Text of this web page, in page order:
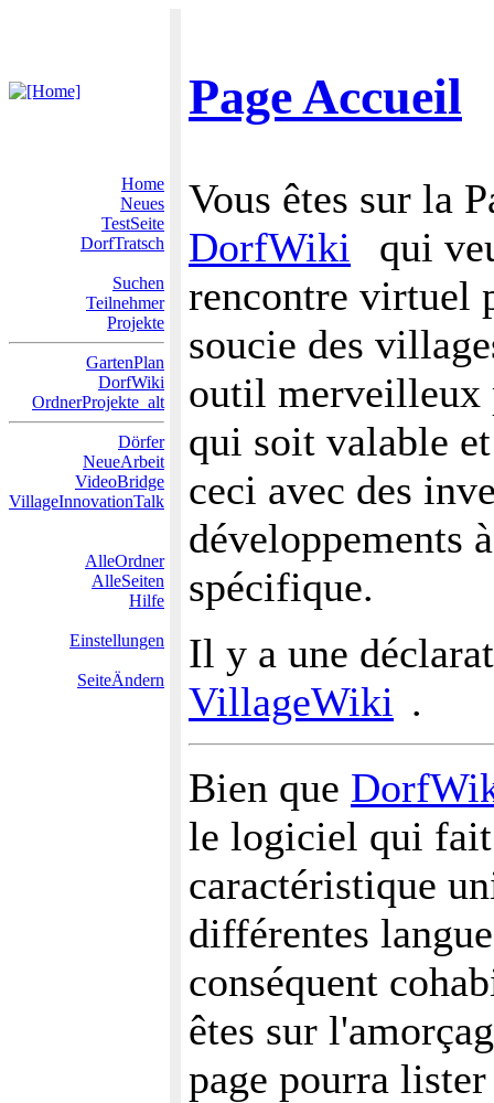
Page Accueil
Home
Neues
TestSeite
DorfTratsch
Suchen
Teilnehmer
Projekte
GartenPlan
DorfWiki
OrdnerProjekte_alt
Dörfer
NeueArbeit
VideoBridge
VillageInnovationTalk
AlleOrdner
AlleSeiten
Hilfe
Einstellungen
SeiteÄndern
Vous êtes sur la
DorfWiki
qui
rencontre virtuel
soucie des
outil merveilleux
qui soit valable
ceci avec des
développements
spécifique.
Il y a une
VillageWiki .
Bien que
le logiciel qui
caractéristique
différentes
conséquent
êtes sur
page pourra